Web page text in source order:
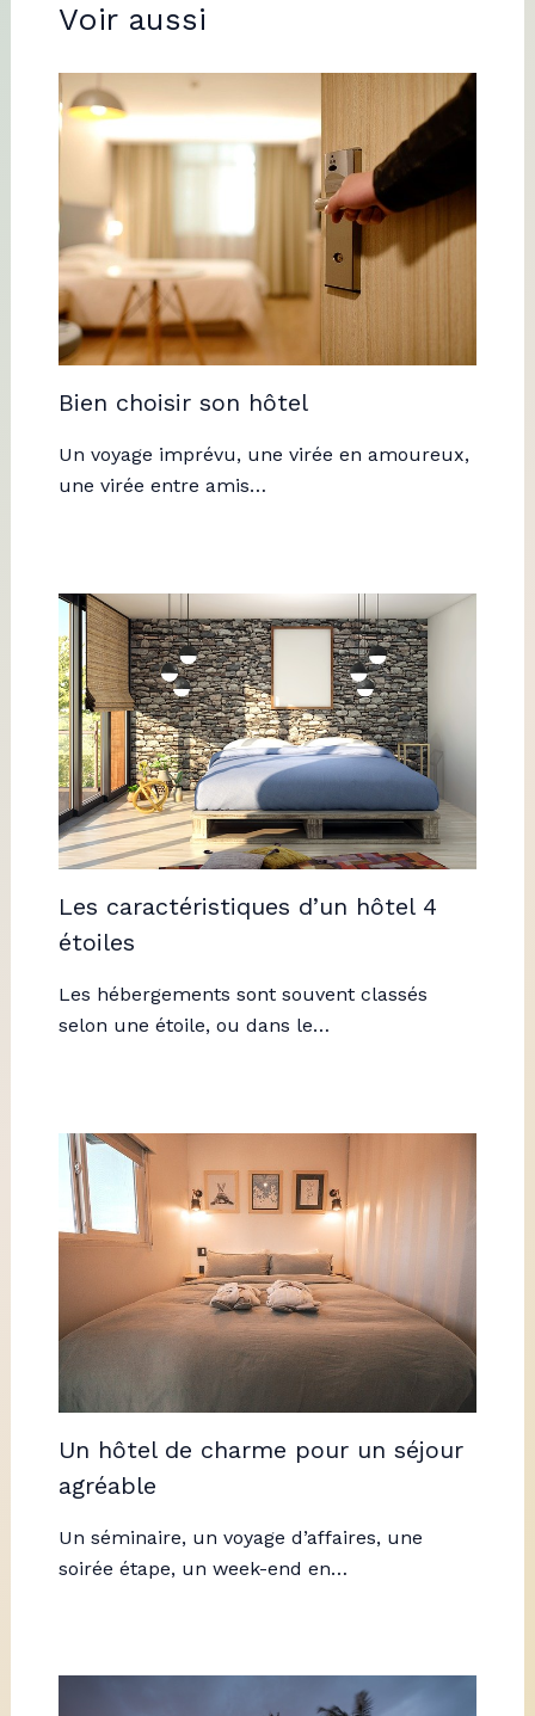
Voir aussi
Bien choisir son hôtel
Un voyage imprévu, une virée en amoureux,
une virée entre amis…
Les caractéristiques d’un hôtel 4
étoiles
Les hébergements sont souvent classés
selon une étoile, ou dans le…
Un hôtel de charme pour un séjour
agréable
Un séminaire, un voyage d’affaires, une
soirée étape, un week-end en…